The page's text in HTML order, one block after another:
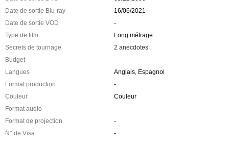
Date de sortie Blu-ray
16/06/2021
Date de sortie VOD
-
Type de film
Long métrage
Secrets de tournage
2 anecdotes
Budget
-
Langues
Anglais, Espagnol
Format production
-
Couleur
Couleur
Format audio
-
Format de projection
-
N° de Visa
-